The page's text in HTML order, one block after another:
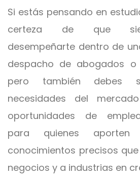
Si estás pensando en
certeza de que
desempeñarte dentro de
despacho de abogados o
pero también debes
necesidades del
oportunidades de
para quienes
conocimientos precisos
negocios y a industrias en